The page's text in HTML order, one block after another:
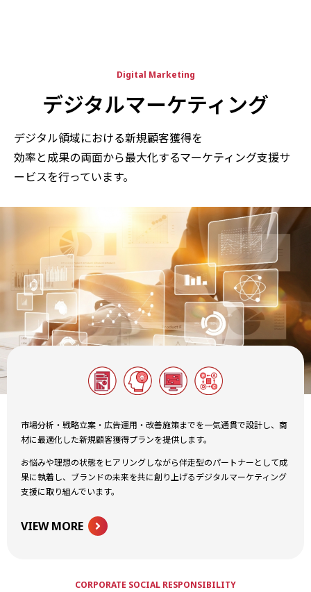
Digital Marketing
デジタルマーケティング
デジタル領域における新規顧客獲得を
効率と成果の両面から最大化するマーケティング支援サ
ービスを行っています。
市場分析・戦略立案・広告運用・改善施策までを一気通貫で設計し、商
材に最適化した新規顧客獲得プランを提供します。
お悩みや理想の状態をヒアリングしながら伴走型のパートナーとして成
果に執着し、ブランドの未来を共に創り上げるデジタルマーケティング
支援に取り組んでいます。
VIEW MORE
CORPORATE SOCIAL RESPONSIBILITY